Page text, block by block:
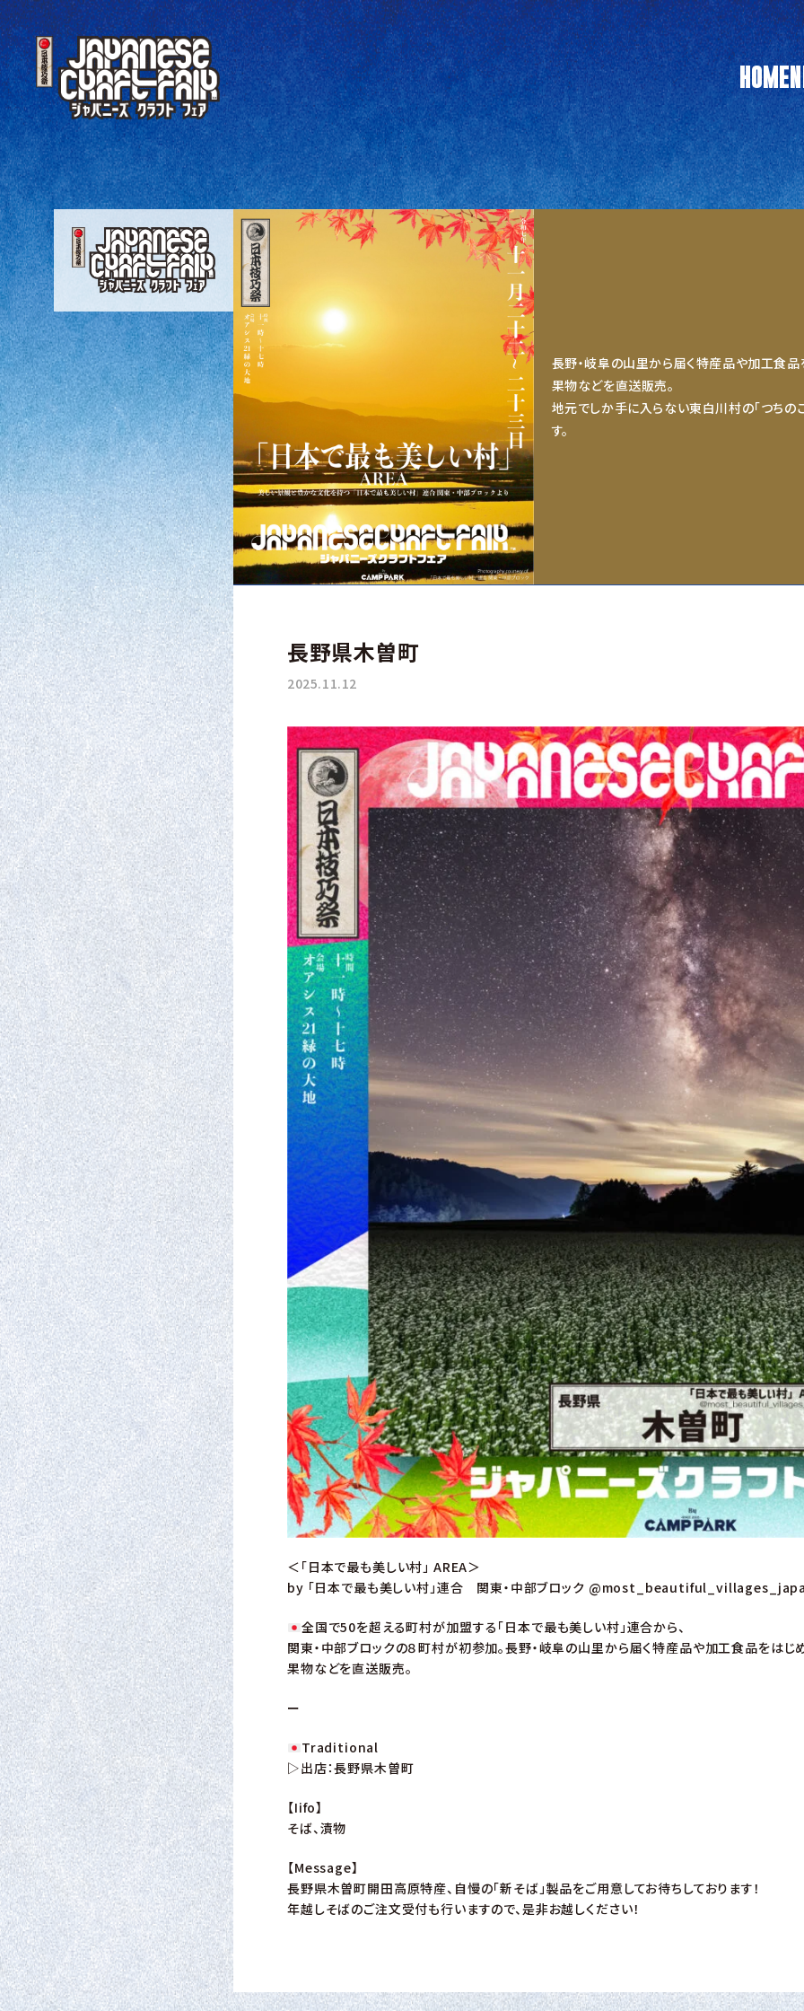
HOME
長野・岐阜の山里から届く特産品や加工食
果物などを直送販売。
地元でしか手に入らない東白川村の「つちの
す。
長野県木曽町
2025.11.12
＜「日本で最も美しい村」 AREA＞
by 「日本で最も美しい村」連合 関東・中部ブロック
全国で50を超える町村が加盟する「日本で最も美しい村」連合から、
関東・中部ブロックの８町村が初参加。長野・岐阜の山里から届く特産品や加工食品をはじ
果物などを直送販売。
ー
Traditional
▷出店：長野県木曽町
【Iifo】
そば、漬物
【Message】
長野県木曽町開田高原特産、自慢の「新そば」製品をご用意してお待ちしております！
年越しそばのご注文受付も行いますので、是非お越しください！